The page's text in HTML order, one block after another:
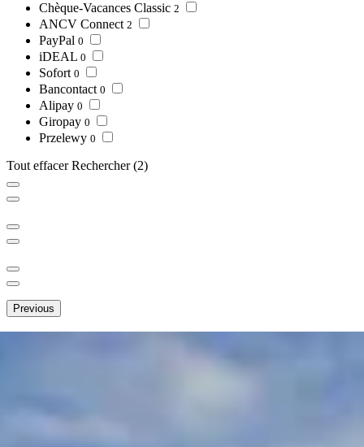
Chèque-Vacances Classic 2
ANCV Connect 2
PayPal 0
iDEAL 0
Sofort 0
Bancontact 0
Alipay 0
Giropay 0
Przelewy 0
Tout effacer Rechercher(2)
Previous